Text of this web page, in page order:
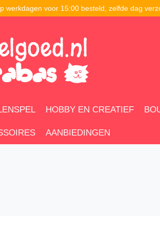
werkdagen voor 15:00 besteld, zelfde dag
HOBBY EN CREATIEF
AANBIEDINGEN